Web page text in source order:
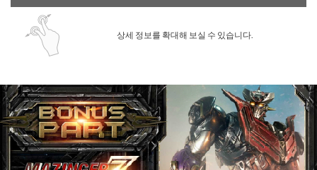
상세 정보를 확대해 보실 수 있습니다.